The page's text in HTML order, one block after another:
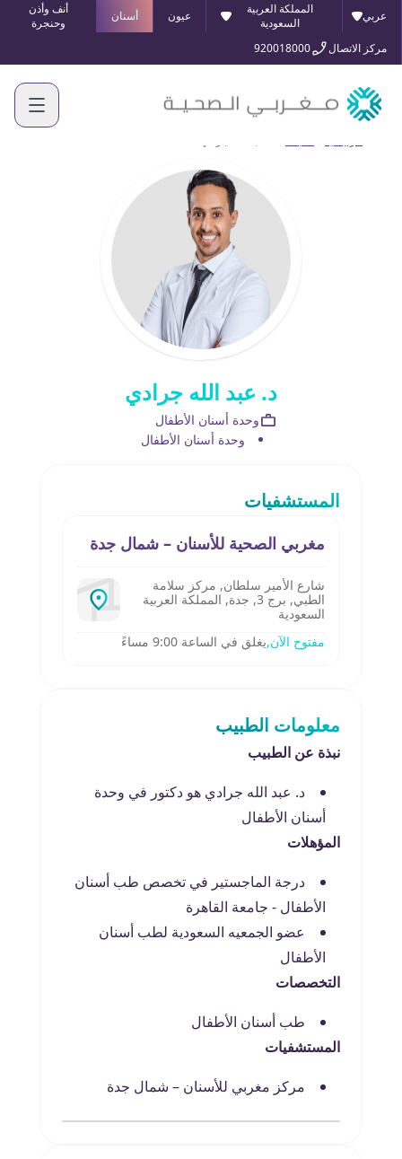
عربي
المملكة العربية
السعودية
عيون أسنان
أنف وأذن
وحنجرة
مركز الاتصال
920018000
د. عبد الله جرادي
وحدة أسنان الأطفال
وحدة أسنان الأطفال
المستشفيات
مغربي الصحية للأسنان – شمال جدة
شارع الأمير سلطان, مركز سلامة
الطبي, برج 3, جدة, المملكة العربية
السعودية
مفتوح الآن,يغلق في الساعة 9:00 مساءً
معلومات الطبيب
نبذة عن الطبيب
د. عبد الله جرادي هو دكتور في وحدة
أسنان الأطفال
المؤهلات
درجة الماجستير في تخصص طب أسنان
الأطفال - جامعة القاهرة
عضو الجمعيه السعودية لطب أسنان
الأطفال
التخصصات
طب أسنان الأطفال
المستشفيات
مركز مغربي للأسنان – شمال جدة